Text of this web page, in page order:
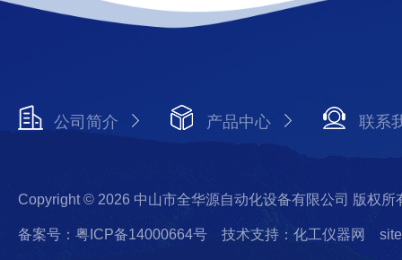
公司简介 产品中心 联系
Copyright © 2026 中山市全华源自动化设备有限公司 版权所
备案号：粤ICP备14000664号 技术支持：化工仪器网